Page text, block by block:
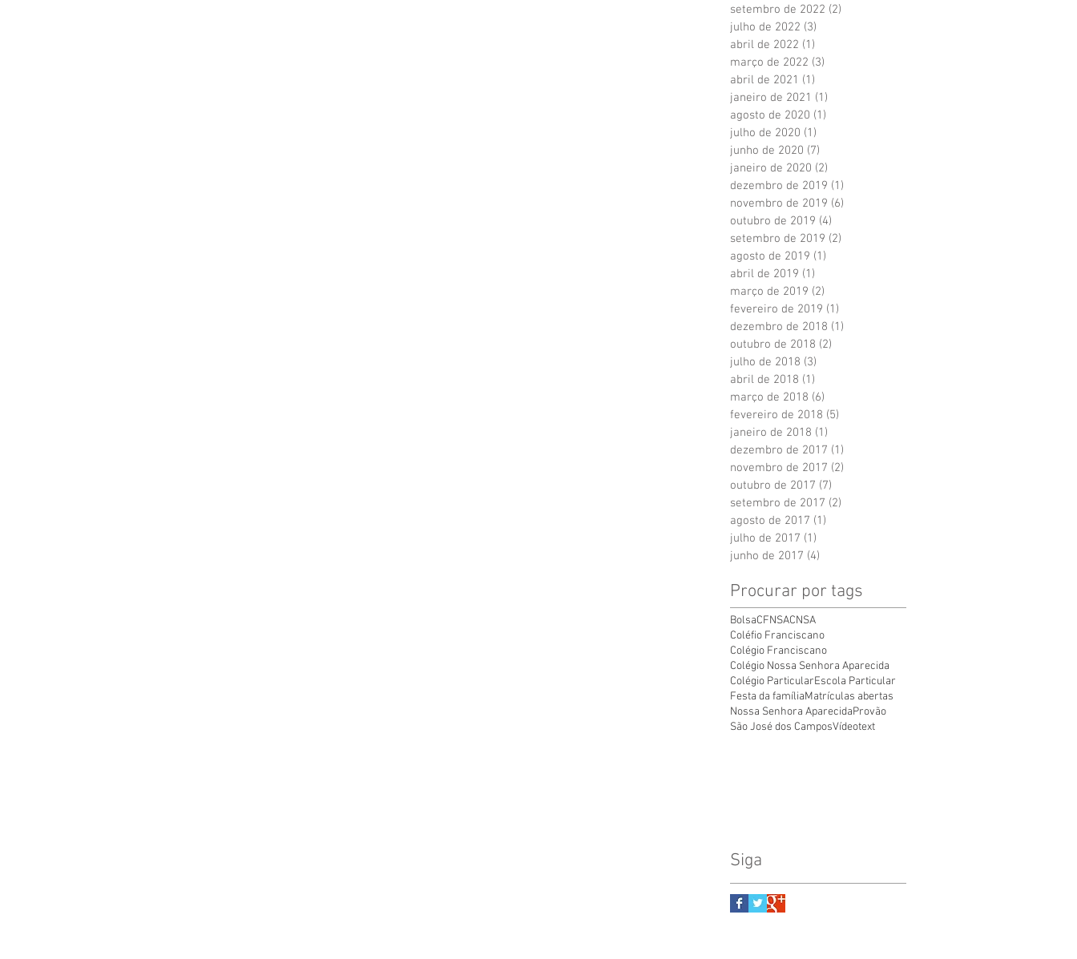
setembro de 2022 (2)
julho de 2022 (3)
abril de 2022 (1)
março de 2022 (3)
abril de 2021 (1)
janeiro de 2021 (1)
agosto de 2020 (1)
julho de 2020 (1)
junho de 2020 (7)
janeiro de 2020 (2)
dezembro de 2019 (1)
novembro de 2019 (6)
outubro de 2019 (4)
setembro de 2019 (2)
agosto de 2019 (1)
abril de 2019 (1)
março de 2019 (2)
fevereiro de 2019 (1)
dezembro de 2018 (1)
outubro de 2018 (2)
julho de 2018 (3)
abril de 2018 (1)
março de 2018 (6)
fevereiro de 2018 (5)
janeiro de 2018 (1)
dezembro de 2017 (1)
novembro de 2017 (2)
outubro de 2017 (7)
setembro de 2017 (2)
agosto de 2017 (1)
julho de 2017 (1)
junho de 2017 (4)
Procurar por tags
BolsaCFNSACNSA
Coléfio Franciscano
Colégio Franciscano
Colégio Nossa Senhora Aparecida
Colégio ParticularEscola Particular
Festa da famíliaMatrículas abertas
Nossa Senhora AparecidaProvão
São José dos CamposVídeotext
Siga